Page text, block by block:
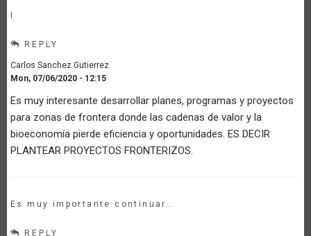
I
REPLY
Carlos Sanchez Gutierrez
Mon, 07/06/2020 - 12:15
Es muy interesante desarrollar planes, programas y proyectos
para zonas de frontera donde las cadenas de valor y la
bioeconomía pierde eficiencia y oportunidades. ES DECIR
PLANTEAR PROYECTOS FRONTERIZOS.
Es muy importante continuar…
REPLY